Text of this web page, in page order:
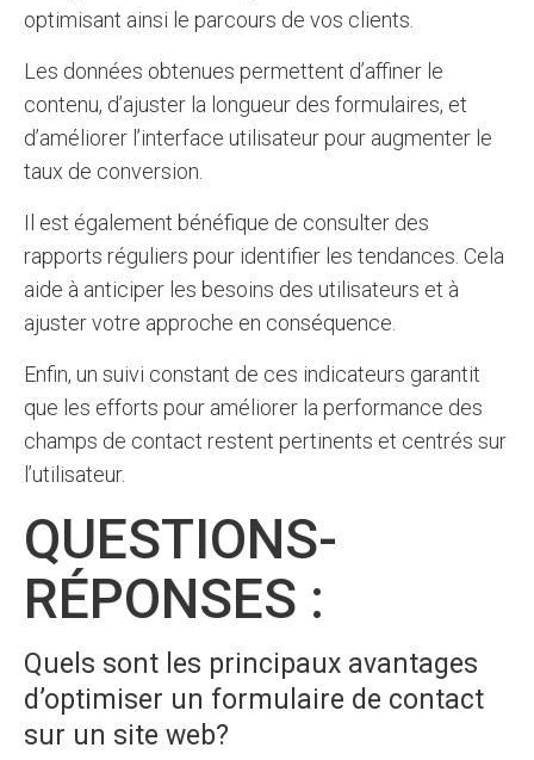
optimisant ainsi le parcours de vos clients.
Les données obtenues permettent d’affiner le
contenu, d’ajuster la longueur des formulaires, et
d’améliorer l’interface utilisateur pour augmenter le
taux de conversion.
Il est également bénéfique de consulter des
rapports réguliers pour identifier les tendances. Cela
aide à anticiper les besoins des utilisateurs et à
ajuster votre approche en conséquence.
Enfin, un suivi constant de ces indicateurs garantit
que les efforts pour améliorer la performance des
champs de contact restent pertinents et centrés sur
l’utilisateur.
QUESTIONS-
RÉPONSES :
Quels sont les principaux avantages
d’optimiser un formulaire de contact
sur un site web?